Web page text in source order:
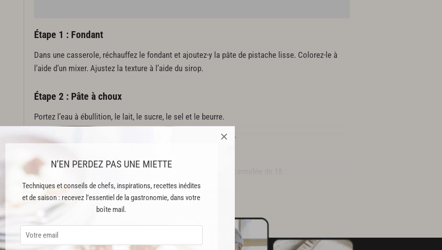
N’EN PERDEZ PAS UNE MIETTE
Techniques et conseils de chefs, inspirations, recettes inédites
et de saison : recevez l’essentiel de la gastronomie, dans votre
boîte mail.
×
Étape 1 : Fondant
Dans une casserole, réchauffez le fondant et ajoutez-y la pâte de pistache lisse. Colorez-le à
l’aide d’un mixer. Ajustez la texture à l’aide du sirop.
Étape 2 : Pâte à choux
Portez l’eau à ébullition, le lait, le sucre, le sel et le beurre.
Hors du feu, ajoutez la farine tamisée puis
z la pâte.
Faites cuire au four à sole à 175°C pendant 47 minutes.
Cette recette est réservée aux abonnés Premium